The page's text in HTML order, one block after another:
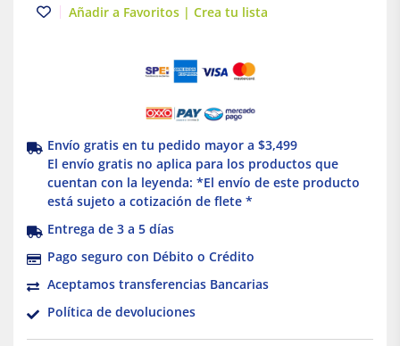
Añadir a Favoritos | Crea tu lista
Envío gratis en tu pedido mayor a $3,499
El envío gratis no aplica para los productos que
cuentan con la leyenda: *El envío de este producto
está sujeto a cotización de flete *
Entrega de 3 a 5 días
Pago seguro con Débito o Crédito
Aceptamos transferencias Bancarias
Política de devoluciones